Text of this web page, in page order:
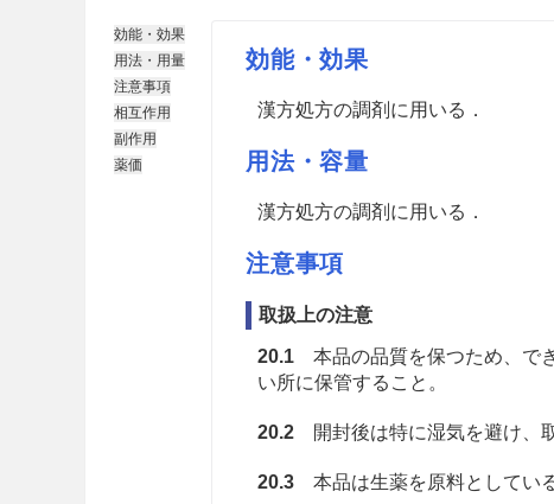
効能・効果
用法・用量
注意事項
相互作用
副作用
薬価
効能・効果
漢方処方の調剤に用いる．
用法・容量
漢方処方の調剤に用いる．
注意事項
取扱上の注意
20.1本品の品質を保つため、で
い所に保管すること。
20.2開封後は特に湿気を避け、取
20.3本品は生薬を原料としている